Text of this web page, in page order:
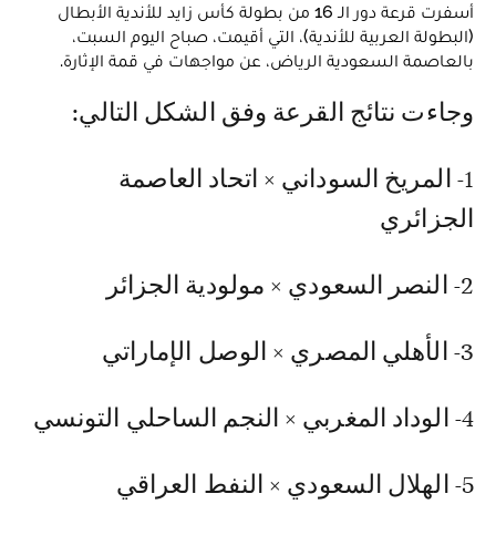
أسفرت قرعة دور الـ 16 من بطولة كأس زايد للأندية الأبطال
(البطولة العربية للأندية)، التي أقيمت، صباح اليوم السبت،
بالعاصمة السعودية الرياض، عن مواجهات في قمة الإثارة.
وجاءت نتائج القرعة وفق الشكل التالي:
1- المريخ السوداني × اتحاد العاصمة
الجزائري
2- النصر السعودي × مولودية الجزائر
3- الأهلي المصري × الوصل الإماراتي
4- الوداد المغربي × النجم الساحلي التونسي
5- الهلال السعودي × النفط العراقي